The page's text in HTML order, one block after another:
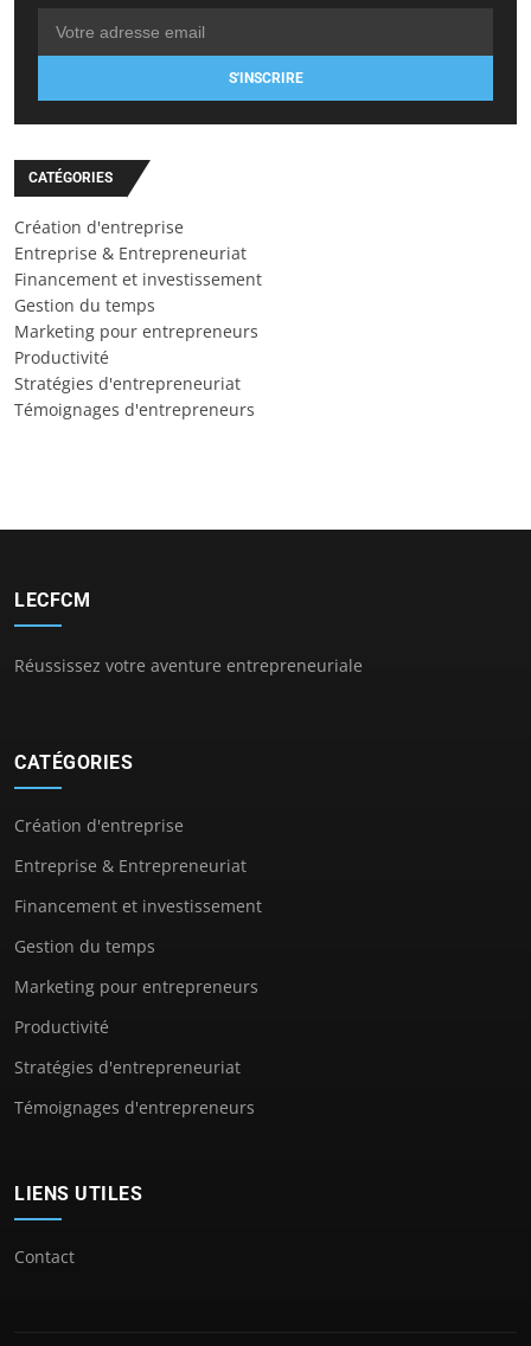
S'INSCRIRE
CATÉGORIES
Création d'entreprise
Entreprise & Entrepreneuriat
Financement et investissement
Gestion du temps
Marketing pour entrepreneurs
Productivité
Stratégies d'entrepreneuriat
Témoignages d'entrepreneurs
LECFCM
Réussissez votre aventure entrepreneuriale
CATÉGORIES
Création d'entreprise
Entreprise & Entrepreneuriat
Financement et investissement
Gestion du temps
Marketing pour entrepreneurs
Productivité
Stratégies d'entrepreneuriat
Témoignages d'entrepreneurs
LIENS UTILES
Contact